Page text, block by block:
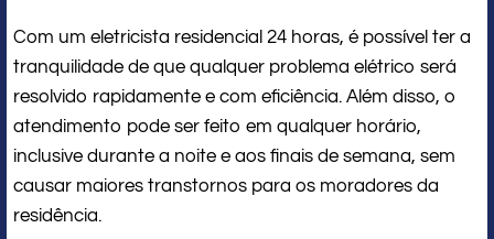
Com um eletricista residencial 24 horas, é possível ter a
tranquilidade de que qualquer problema elétrico será
resolvido rapidamente e com eficiência. Além disso, o
atendimento pode ser feito em qualquer horário,
inclusive durante a noite e aos finais de semana, sem
causar maiores transtornos para os moradores da
residência.